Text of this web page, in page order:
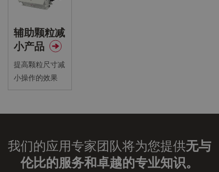
辅助颗粒减
小产品
提高颗粒尺寸减
小操作的效果
我们的应用专家团队将为您提供无与
伦比的服务和卓越的专业知识。